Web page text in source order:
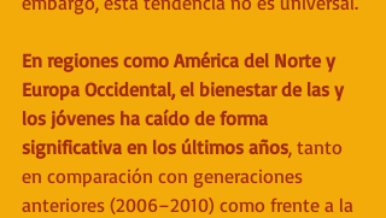
En regiones como América del Norte y
Europa Occidental, el bienestar de las y
los jóvenes ha caído de forma
significativa en los últimos años, tanto
en comparación con generaciones
anteriores (2006–2010) como frente a la